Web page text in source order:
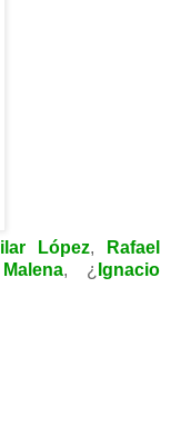
López,
Rafael
Malena, ¿ Ignacio